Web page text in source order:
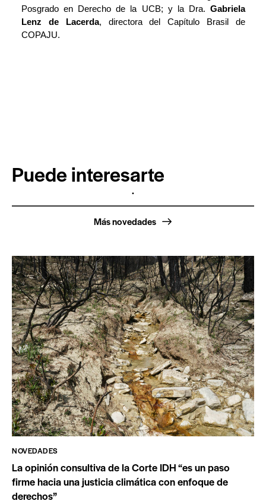
Posgrado en Derecho de la UCB; y la Dra. Gabriela
Lenz de Lacerda, directora del Capítulo Brasil de
COPAJU.
Puede interesarte
.
Más novedades
NOVEDADES
La opinión consultiva de la Corte IDH “es un paso
firme hacia una justicia climática con enfoque de
derechos”